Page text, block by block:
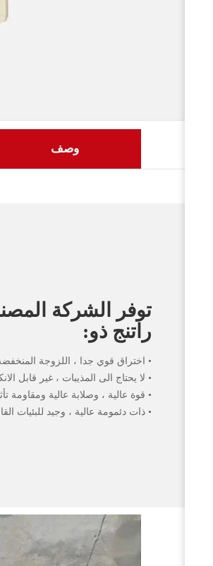
وصف
توفر الشركة
راتنج ذو:
• اختراق قوي جدا ، اللزوجة
• لا يحتاج الى المذيبات ، غير قابل
• قوة عالية ، وصلابة عالية ومقاومة
• ذات دئمومة عالية ، وجيد للبئيات